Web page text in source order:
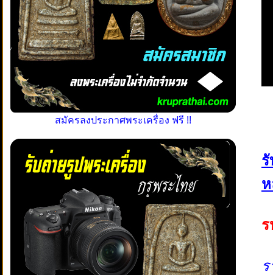
สมัครลงประกาศพระเครื่อง ฟรี !!